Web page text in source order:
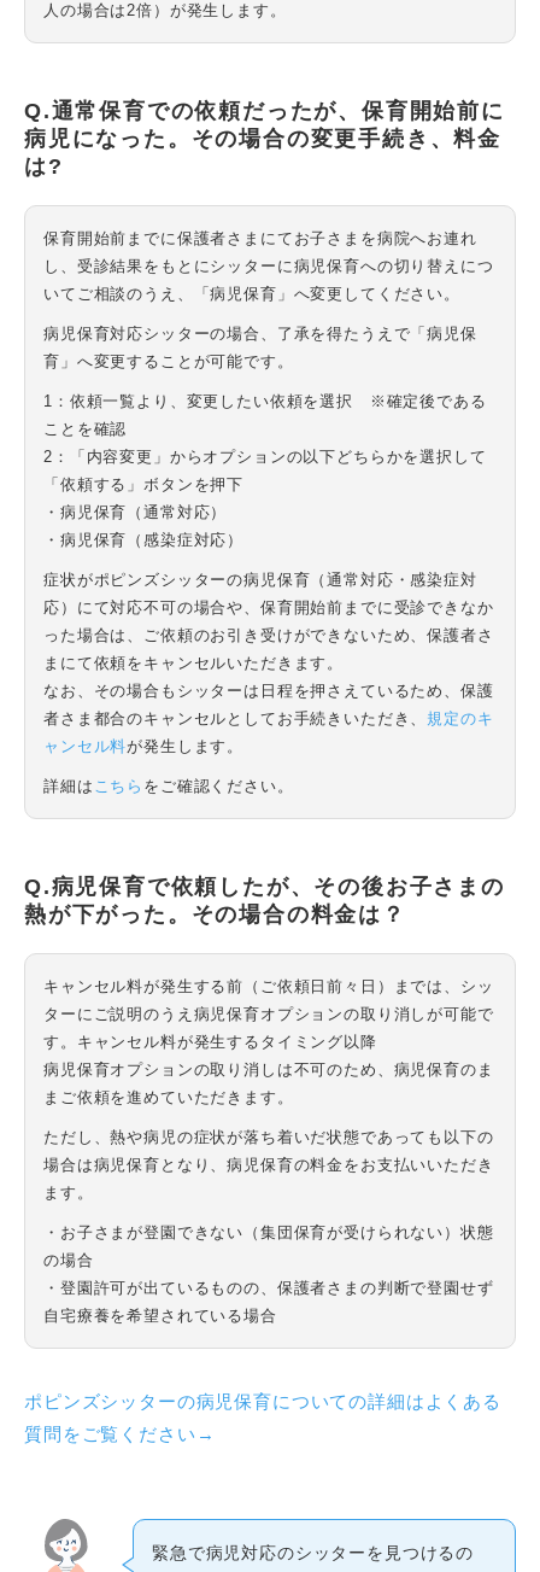
人の場合は2倍）が発生します。
Q.通常保育での依頼だったが、保育開始前に
病児になった。その場合の変更手続き、料金
は?
保育開始前までに保護者さまにてお子さまを病院へお連れ
し、受診結果をもとにシッターに病児保育への切り替えにつ
いてご相談のうえ、「病児保育」へ変更してください。
病児保育対応シッターの場合、了承を得たうえで「病児保
育」へ変更することが可能です。
1：依頼一覧より、変更したい依頼を選択 ※確定後である
ことを確認
2：「内容変更」からオプションの以下どちらかを選択して
「依頼する」ボタンを押下
・病児保育（通常対応）
・病児保育（感染症対応）
症状がポピンズシッターの病児保育（通常対応・感染症対
応）にて対応不可の場合や、保育開始前までに受診できなか
った場合は、ご依頼のお引き受けができないため、保護者さ
まにて依頼をキャンセルいただきます。
なお、その場合もシッターは日程を押さえているため、保護
者さま都合のキャンセルとしてお手続きいただき、 規定のキ
ャンセル料が発生します。
詳細は こちら をご確認ください。
Q.病児保育で依頼したが、その後お子さまの
熱が下がった。その場合の料金は？
キャンセル料が発生する前（ご依頼日前々日）までは、シッ
ターにご説明のうえ病児保育オプションの取り消しが可能で
す。キャンセル料が発生するタイミング以降
病児保育オプションの取り消しは不可のため、病児保育のま
まご依頼を進めていただきます。
ただし、熱や病児の症状が落ち着いだ状態であっても以下の
場合は病児保育となり、病児保育の料金をお支払いいただき
ます。
・お子さまが登園できない（集団保育が受けられない）状態
の場合
・登園許可が出ているものの、保護者さまの判断で登園せず
自宅療養を希望されている場合
ポピンズシッターの病児保育についての詳細はよくある
質問をご覧ください→
緊急で病児対応のシッターを見つけるの